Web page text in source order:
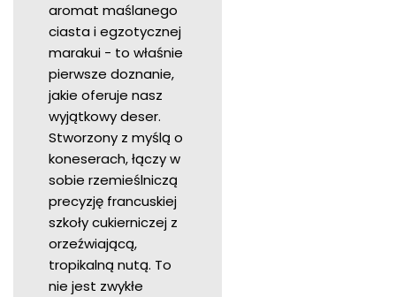
aromat maślanego
ciasta i egzotycznej
marakui - to właśnie
pierwsze doznanie,
jakie oferuje nasz
wyjątkowy deser.
Stworzony z myślą o
koneserach, łączy w
sobie rzemieślniczą
precyzję francuskiej
szkoły cukierniczej z
orzeźwiającą,
tropikalną nutą. To
nie jest zwykłe